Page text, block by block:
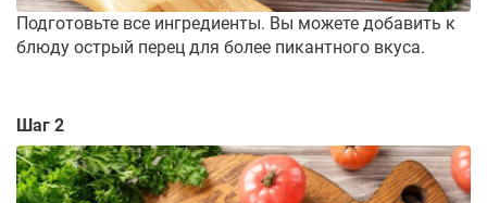
Подготовьте все ингредиенты. Вы можете добавить к
блюду острый перец для более пикантного вкуса.
Шаг 2